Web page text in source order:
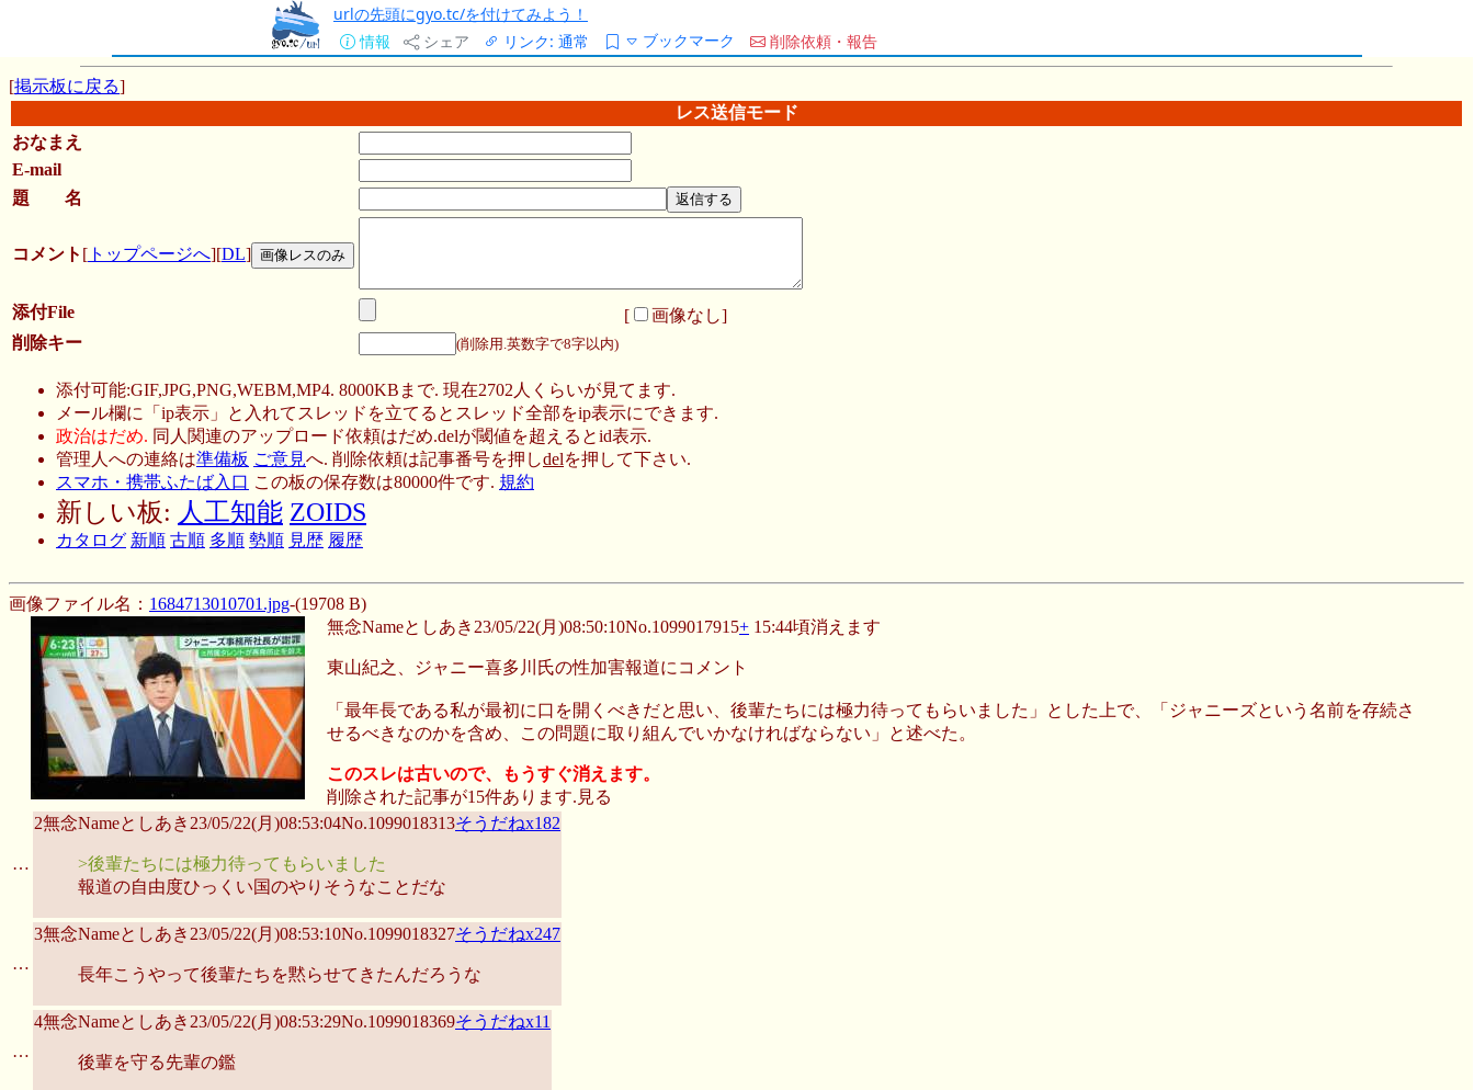
urlの先頭にgyo.tc/を付けてみよう！
情報
シェア リンク: 通常 ブックマーク 削除依頼・報告